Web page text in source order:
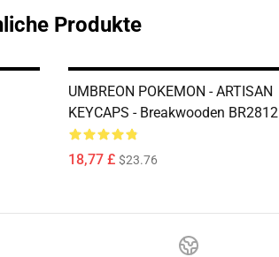
Produkte
UMBREON POKEMON - ARTISAN
KEYCAPS - Breakwooden BR2812
18,77 £ $23.76